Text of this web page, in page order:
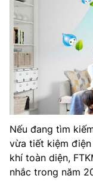
Nếu đang tìm
vừa tiết kiệm
khí toàn diện,
nhắc trong năm